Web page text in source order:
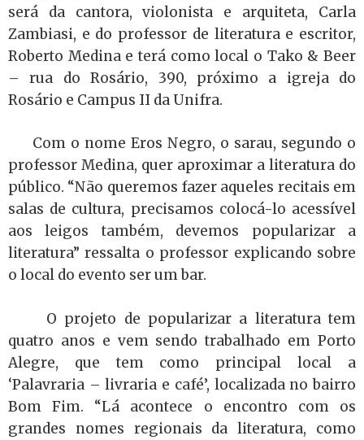
será da cantora, violonista e arquiteta, Carla
Zambiasi, e do professor de literatura e escritor,
Roberto Medina e terá como local o Tako & Beer
– rua do Rosário, 390, próximo a igreja do
Rosário e Campus II da Unifra.
Com o nome Eros Negro, o sarau, segundo o
professor Medina, quer aproximar a literatura do
público. “Não queremos fazer aqueles recitais em
salas de cultura, precisamos colocá-lo acessível
aos leigos também, devemos popularizar a
literatura” ressalta o professor explicando sobre
o local do evento ser um bar.
O projeto de popularizar a literatura tem
quatro anos e vem sendo trabalhado em Porto
Alegre, que tem como principal local a
‘Palavraria – livraria e café’, localizada no bairro
Bom Fim. “Lá acontece o encontro com os
grandes nomes regionais da literatura, como